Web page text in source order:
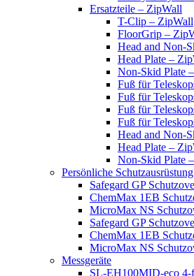
Ersatzteile – ZipWall
T-Clip – ZipWall
FloorGrip –
Head and Non-
Head Plate –
Non-Skid Plate
Fuß für
Fuß für
Fuß für
Fuß für
Head and Non-
Head Plate –
Non-Skid Plate
Persönliche Schutzausrüstung
Safegard GP
ChemMax 1EB
MicroMax NS
Safegard GP
ChemMax 1EB
MicroMax NS
Messgeräte
SL-EH100MID-eco 4-